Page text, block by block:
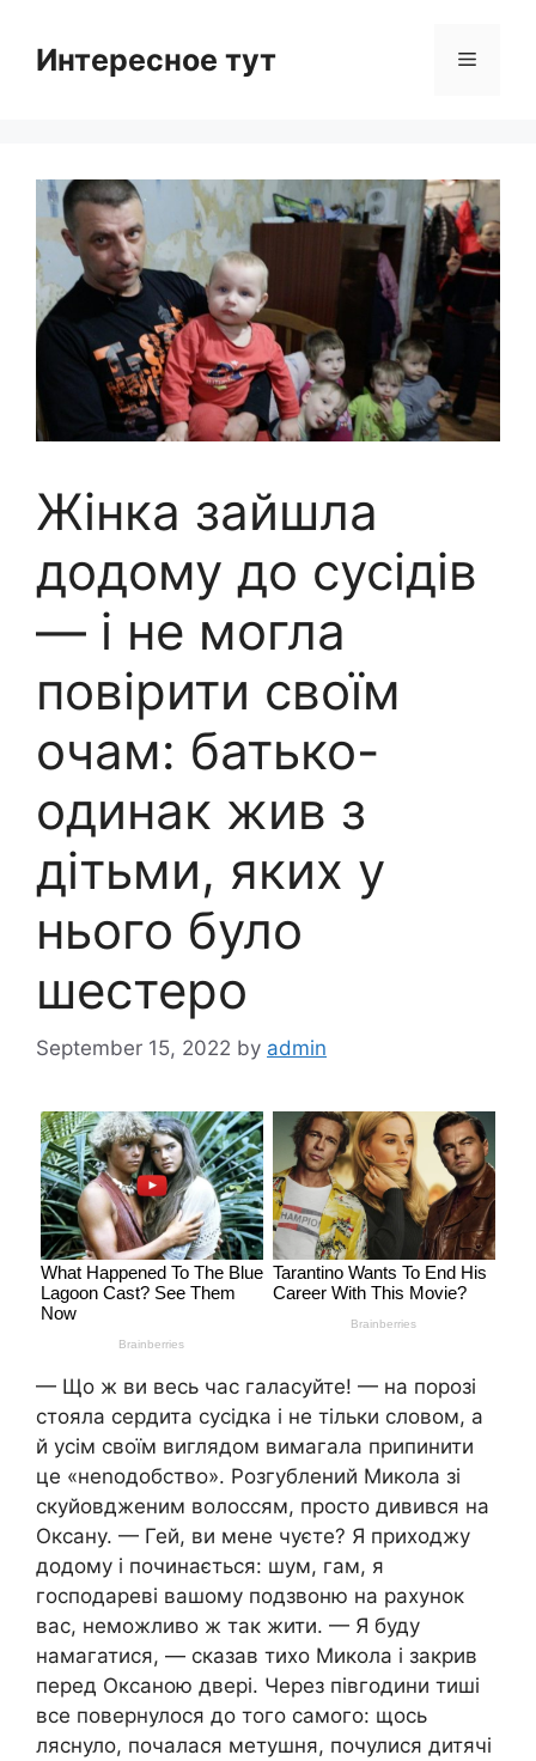
contentИнтересное тут Menu
Жінка зайшла
додому до сусідів
— і не могла
повірити своїм
очам: батько-
одинак жив з
дітьми, яких у
нього було
шестеро
September 15, 2022 by admin
— Що ж ви весь час галасуйте! — на порозі
стояла сердита сусідка і не тільки словом, а
й усім своїм виглядом вимагала припинити
це «неnодобство». Розгублений Микола зі
скуйовдженим волоссям, просто дивився на
Оксану. — Гей, ви мене чуєте? Я приходжу
додому і починається: шум, гам, я
господареві вашому подзвоню на рахунок
вас, неможливо ж так жити. — Я буду
намагатися, — сказав тихо Микола і закрив
перед Оксаною двері. Через півгодини тиші
все повернулося до того самого: щось
ляснуло, почалася метушня, почулися дитячі